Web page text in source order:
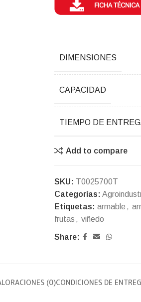
DIMENSIONES
CAPACIDAD
TIEMPO DE
Add to compare
SKU: T0025700T
Categorías:
Etiquetas: armable ,
frutas , viñedo
Share:
(0)CONDICIONES DE